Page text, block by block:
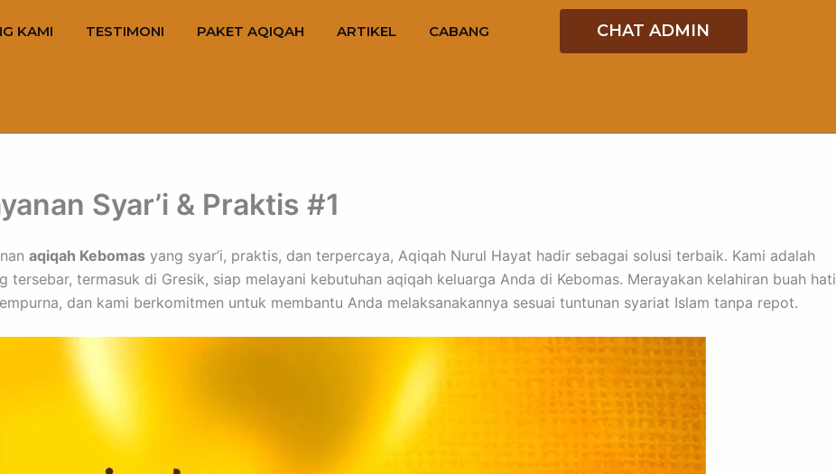
KAMI TESTIMONI PAKET AQIQAH ARTIKEL CABANG CHAT ADMIN
Syar’i & Praktis #1
aqiqah Kebomas yang syar’i, praktis, dan terpercaya, Aqiqah Nurul Hayat hadir sebagai solusi terbaik. Kami adalah
tersebar, termasuk di Gresik, siap melayani kebutuhan aqiqah keluarga Anda di Kebomas. Merayakan kelahiran buah hati
dan kami berkomitmen untuk membantu Anda melaksanakannya sesuai tuntunan syariat Islam tanpa repot.